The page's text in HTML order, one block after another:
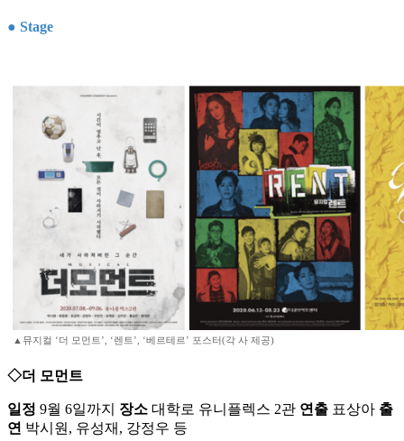
● Stage
▲뮤지컬 ‘더 모먼트’, ‘렌트’, ‘베르테르’ 포스터(각 사 제공)
◇더 모먼트
일정 9월 6일까지 장소 대학로 유니플렉스 2관 연출 표상아 출
연 박시원, 유성재, 강정우 등